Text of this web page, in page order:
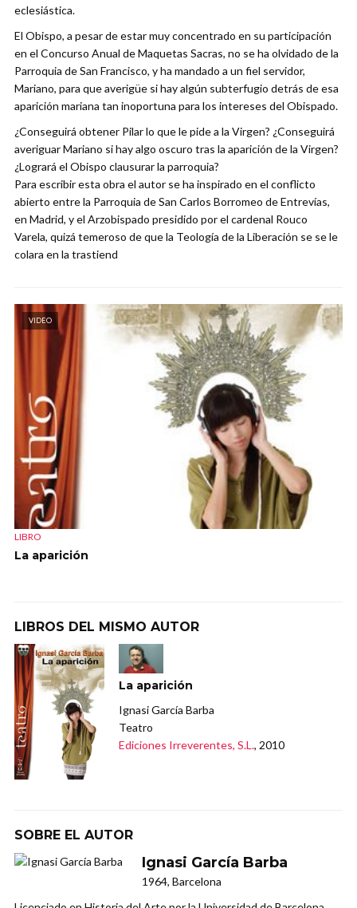
eclesiástica.
El Obispo, a pesar de estar muy concentrado en su participación
en el Concurso Anual de Maquetas Sacras, no se ha olvidado de la
Parroquia de San Francisco, y ha mandado a un fiel servidor,
Mariano, para que averigüe si hay algún subterfugio detrás de esa
aparición mariana tan inoportuna para los intereses del Obispado.
¿Conseguirá obtener Pilar lo que le pide a la Virgen? ¿Conseguirá
averiguar Mariano si hay algo oscuro tras la aparición de la Virgen?
¿Logrará el Obispo clausurar la parroquia?
Para escribir esta obra el autor se ha inspirado en el conflicto
abierto entre la Parroquia de San Carlos Borromeo de Entrevías,
en Madrid, y el Arzobispado presidido por el cardenal Rouco
Varela, quizá temeroso de que la Teología de la Liberación se se le
colara en la trastiend
VIDEO
LIBRO
La aparición
LIBROS DEL MISMO AUTOR
La aparición
Ignasi García Barba
Teatro
Ediciones Irreverentes, S.L., 2010
SOBRE EL AUTOR
Ignasi García Barba
1964, Barcelona